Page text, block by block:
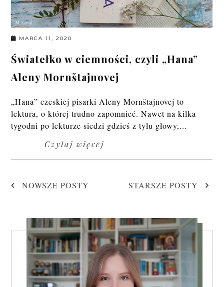
MARCA 11, 2020
Światełko w ciemności, czyli „Hana”
Aleny Mornštajnovej
„Hana” czeskiej pisarki Aleny Mornštajnovej to
lektura, o której trudno zapomnieć. Nawet na kilka
tygodni po lekturze siedzi gdzieś z tyłu głowy,...
Czytaj więcej
NOWSZE POSTY STARSZE POSTY